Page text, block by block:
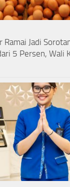
Ramai Jadi
5 Persen, Wali